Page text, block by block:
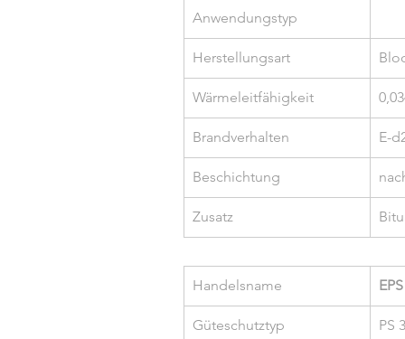
Anwendungstyp
Herstellungsart
Wärmeleitfähigkeit
Brandverhalten E-
Beschichtung
Zusatz
Handelsname
Güteschutztyp PS